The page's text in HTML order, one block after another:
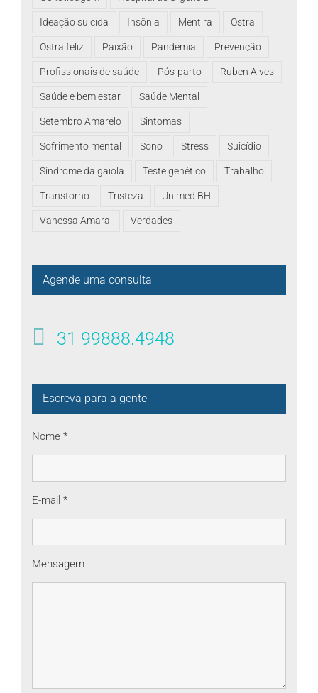
Ideação suicida Insônia Mentira Ostra
Ostra feliz Paixão Pandemia Prevenção
Profissionais de saúde Pós-parto Ruben Alves
Saúde e bem estar Saúde Mental
Setembro Amarelo Sintomas
Sofrimento mental Sono Stress Suicídio
Síndrome da gaiola Teste genético Trabalho
Transtorno Tristeza Unimed BH
Vanessa Amaral Verdades
Agende uma consulta
31 99888.4948
Escreva para a gente
Nome *
E-mail *
Mensagem